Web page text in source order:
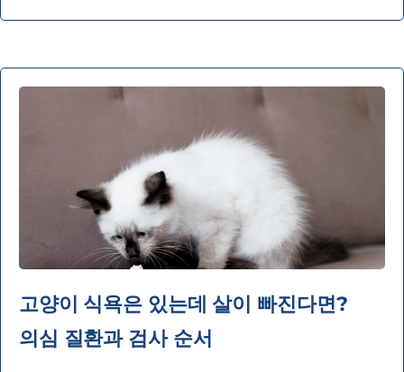
고양이 식욕은 있는데 살이 빠진다면?
의심 질환과 검사 순서